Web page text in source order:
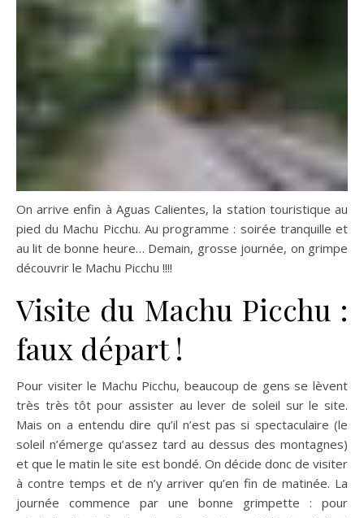
On arrive enfin à Aguas Calientes, la station touristique au
pied du Machu Picchu. Au programme : soirée tranquille et
au lit de bonne heure… Demain, grosse journée, on grimpe
découvrir le Machu Picchu !!!!
Visite du Machu Picchu :
faux départ !
Pour visiter le Machu Picchu, beaucoup de gens se lèvent
très très tôt pour assister au lever de soleil sur le site.
Mais on a entendu dire qu’il n’est pas si spectaculaire (le
soleil n’émerge qu’assez tard au dessus des montagnes)
et que le matin le site est bondé. On décide donc de visiter
à contre temps et de n’y arriver qu’en fin de matinée. La
journée commence par une bonne grimpette : pour